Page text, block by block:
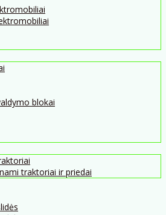
blokai
traktoriai ir priedai